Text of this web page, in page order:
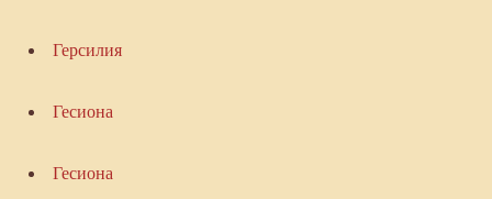
Герсилия
Гесиона
Гесиона